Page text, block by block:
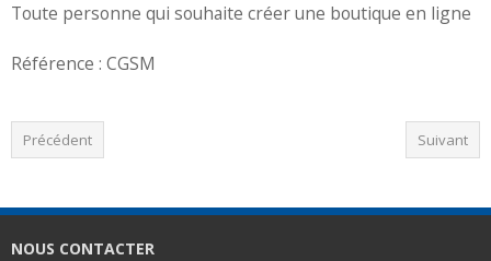
Toute personne qui souhaite créer une boutique en ligne
Référence : CGSM
Précédent Suivant
NOUS CONTACTER